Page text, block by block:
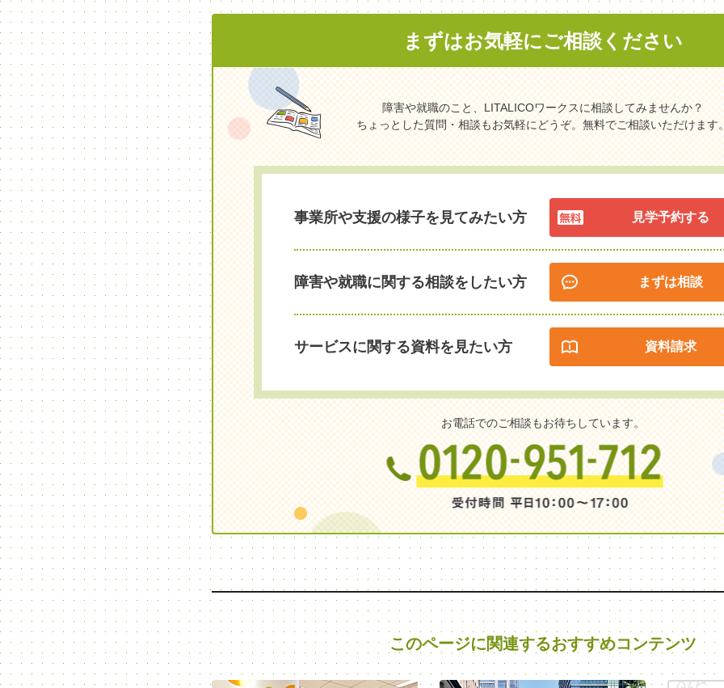
まずはお気軽にご相談ください
障害や就職のこと、LITALICOワークスに相談してみませんか？
ちょっとした質問・相談もお気軽にどうぞ。無料でご相談いただけます
事業所や支援の様子を見てみたい方 見学予約する
障害や就職に関する相談をしたい方 まずは相談
サービスに関する資料を見たい方 資料請求
お電話でのご相談もお待ちしています。
このページに関連するおすすめコンテンツ